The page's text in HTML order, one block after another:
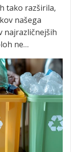
tako razširila,
našega
najrazličnejših
ne